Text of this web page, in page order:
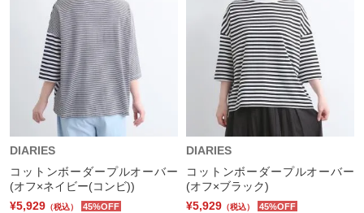
DIARIES
コットンボーダープルオーバー
(オフ×ネイビー(コンビ))
¥5,929 （税込） 45%OFF
DIARIES
コットンボーダープルオーバー
(オフ×ブラック)
¥5,929 （税込） 45%OFF